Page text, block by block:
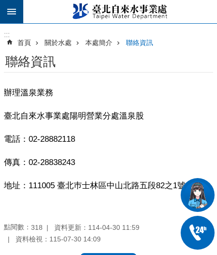
跳到主要內容區塊
:::
首頁 關於水處 本處簡介 聯絡資訊
聯絡資訊
辦理溫泉業務
臺北自來水事業處陽明營業分處溫泉股
電話：02-28882118
傳真：02-28838243
地址：111005 臺北巿士林區中山北路五段82之1號
點閱數： 318 資料更新： 114-04-30 11:59
資料檢視： 115-07-30 14:09